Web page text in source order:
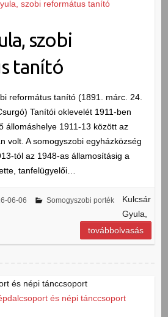
szobi
tanító
református tanító (1891. márc. 24.
Tanítói oklevelét 1911-ben
állomáshelye 1911-13 között az
volt. A somogyszobi egyházközség
tól az 1948-as államosításig a
tanfelügyelői…
06-06 Somogyszobi porték
Kulcsár
Gyula,
továbbolvasás
és népi tánccsoport